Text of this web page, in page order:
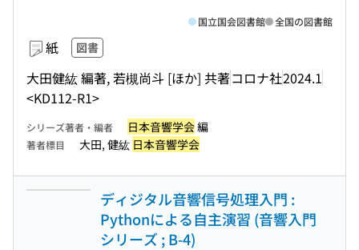
紙 図書
大田健紘 編著, 若槻尚斗 [ほか] 共著コロナ社2024.1
<KD112-R1>
国立国会図書館 全国の図書館
シリーズ著者・編者 日本音響学会編
著者標目 大田, 健紘 日本音響学会
ディジタル音響信号処理入門 :
Pythonによる自主演習 (音響入門
シリーズ ; B-4)